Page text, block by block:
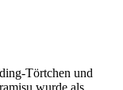
Törtchen und